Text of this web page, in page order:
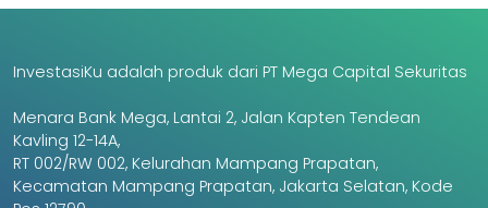
InvestasiKu adalah produk dari PT Mega Capital Sekuritas
Menara Bank Mega, Lantai 2, Jalan Kapten Tendean
Kavling 12-14A,
RT 002/RW 002, Kelurahan Mampang Prapatan,
Kecamatan Mampang Prapatan, Jakarta Selatan, Kode